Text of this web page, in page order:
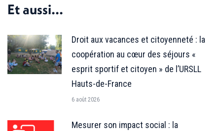
Et aussi...
Droit aux vacances et citoyenneté : la
coopération au cœur des séjours «
esprit sportif et citoyen » de l’URSLL
Hauts-de-France
6 août 2026
Mesurer son impact social : la